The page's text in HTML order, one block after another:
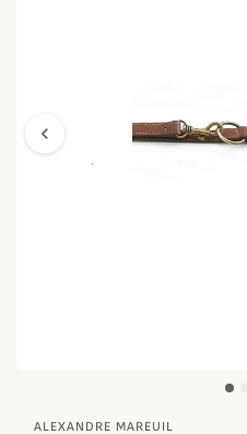
chevron_left
ALEXANDRE MAREUIL